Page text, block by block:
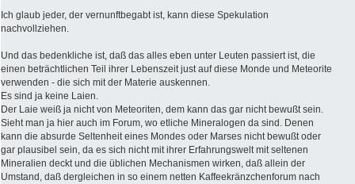
Ich glaub jeder, der vernunftbegabt ist, kann diese Spekulation
nachvollziehen.
Und das bedenkliche ist, daß das alles eben unter Leuten passiert ist, die
einen beträchtlichen Teil ihrer Lebenszeit just auf diese Monde und Meteorite
verwenden - die sich mit der Materie auskennen.
Es sind ja keine Laien.
Der Laie weiß ja nicht von Meteoriten, dem kann das gar nicht bewußt sein.
Sieht man ja hier auch im Forum, wo etliche Mineralogen da sind. Denen
kann die absurde Seltenheit eines Mondes oder Marses nicht bewußt oder
gar plausibel sein, da es sich nicht mit ihrer Erfahrungswelt mit seltenen
Mineralien deckt und die üblichen Mechanismen wirken, daß allein der
Umstand, daß dergleichen in so einem netten Kaffeekränzchenforum nach